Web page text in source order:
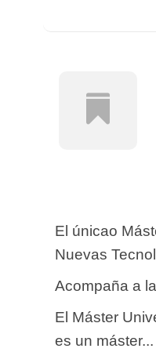
El únicao
Nuevas
Acompaña a
El Máster
es un máster...